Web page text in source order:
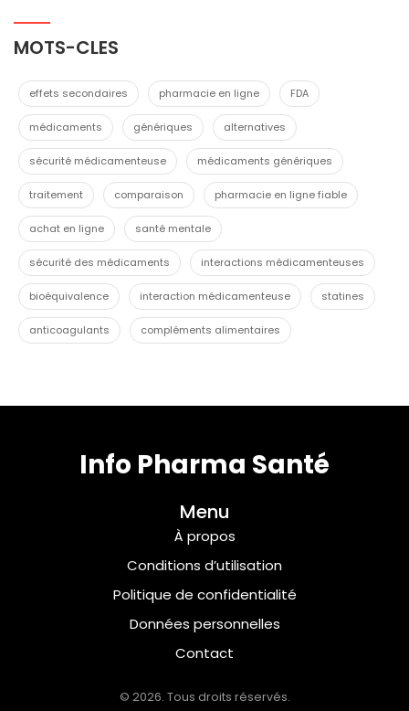
MOTS-CLES
effets secondaires pharmacie en ligne FDA
médicaments génériques alternatives
sécurité médicamenteuse médicaments génériques
traitement comparaison pharmacie en ligne fiable
achat en ligne santé mentale
sécurité des médicaments interactions médicamenteuses
bioéquivalence interaction médicamenteuse statines
anticoagulants compléments alimentaires
Info Pharma Santé
Menu
À propos
Conditions d’utilisation
Politique de confidentialité
Données personnelles
Contact
© 2026. Tous droits réservés.